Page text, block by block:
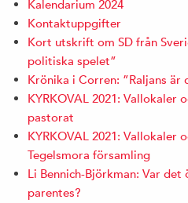
Kalendarium 2024
Kontaktuppgifter
Kort utskrift om SD från
politiska spelet”
Krönika i Corren: ”Raljans är
KYRKOVAL 2021: Vallokaler
pastorat
KYRKOVAL 2021: Vallokaler
Tegelsmora församling
Li Bennich-Björkman: Var det
parentes?